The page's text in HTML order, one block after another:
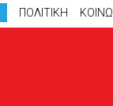
ΠΟΛΙΤΙΚΗ